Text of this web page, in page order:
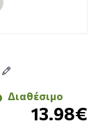
Διαθέσιμο
13.98€